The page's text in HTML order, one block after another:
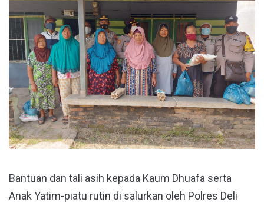
Bantuan dan tali asih kepada Kaum Dhuafa serta
Anak Yatim-piatu rutin di salurkan oleh Polres Deli